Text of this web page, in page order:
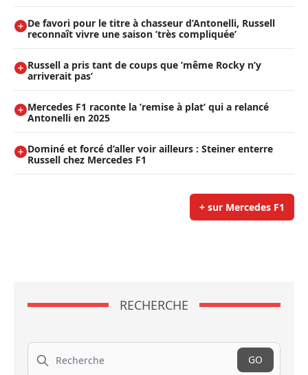
De favori pour le titre à chasseur d’Antonelli, Russell
reconnaît vivre une saison ’très compliquée’
Russell a pris tant de coups que ’même Rocky n’y
arriverait pas’
Mercedes F1 raconte la ’remise à plat’ qui a relancé
Antonelli en 2025
Dominé et forcé d’aller voir ailleurs : Steiner enterre
Russell chez Mercedes F1
+ sur Mercedes F1
RECHERCHE
Recherche
GO